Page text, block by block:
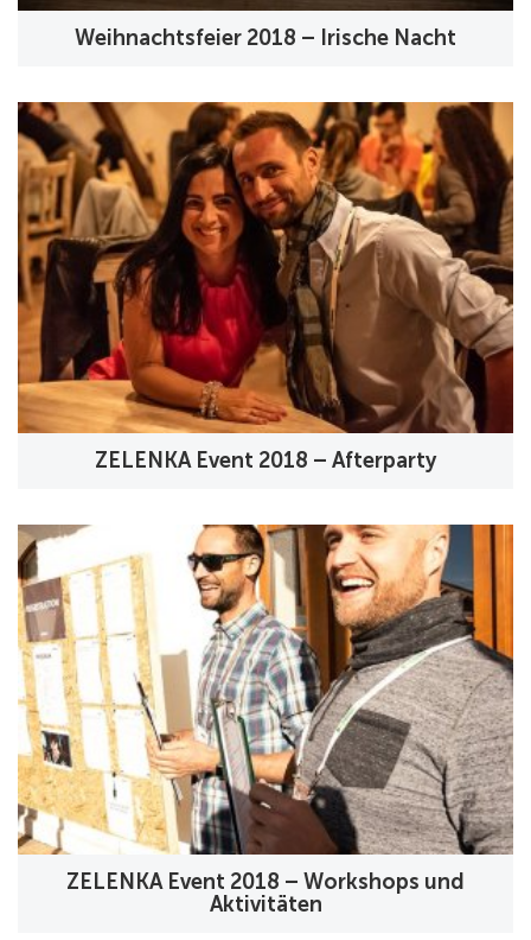
Weihnachtsfeier 2018 – Irische Nacht
ZELENKA Event 2018 – Afterparty
ZELENKA Event 2018 – Workshops und
Aktivitäten